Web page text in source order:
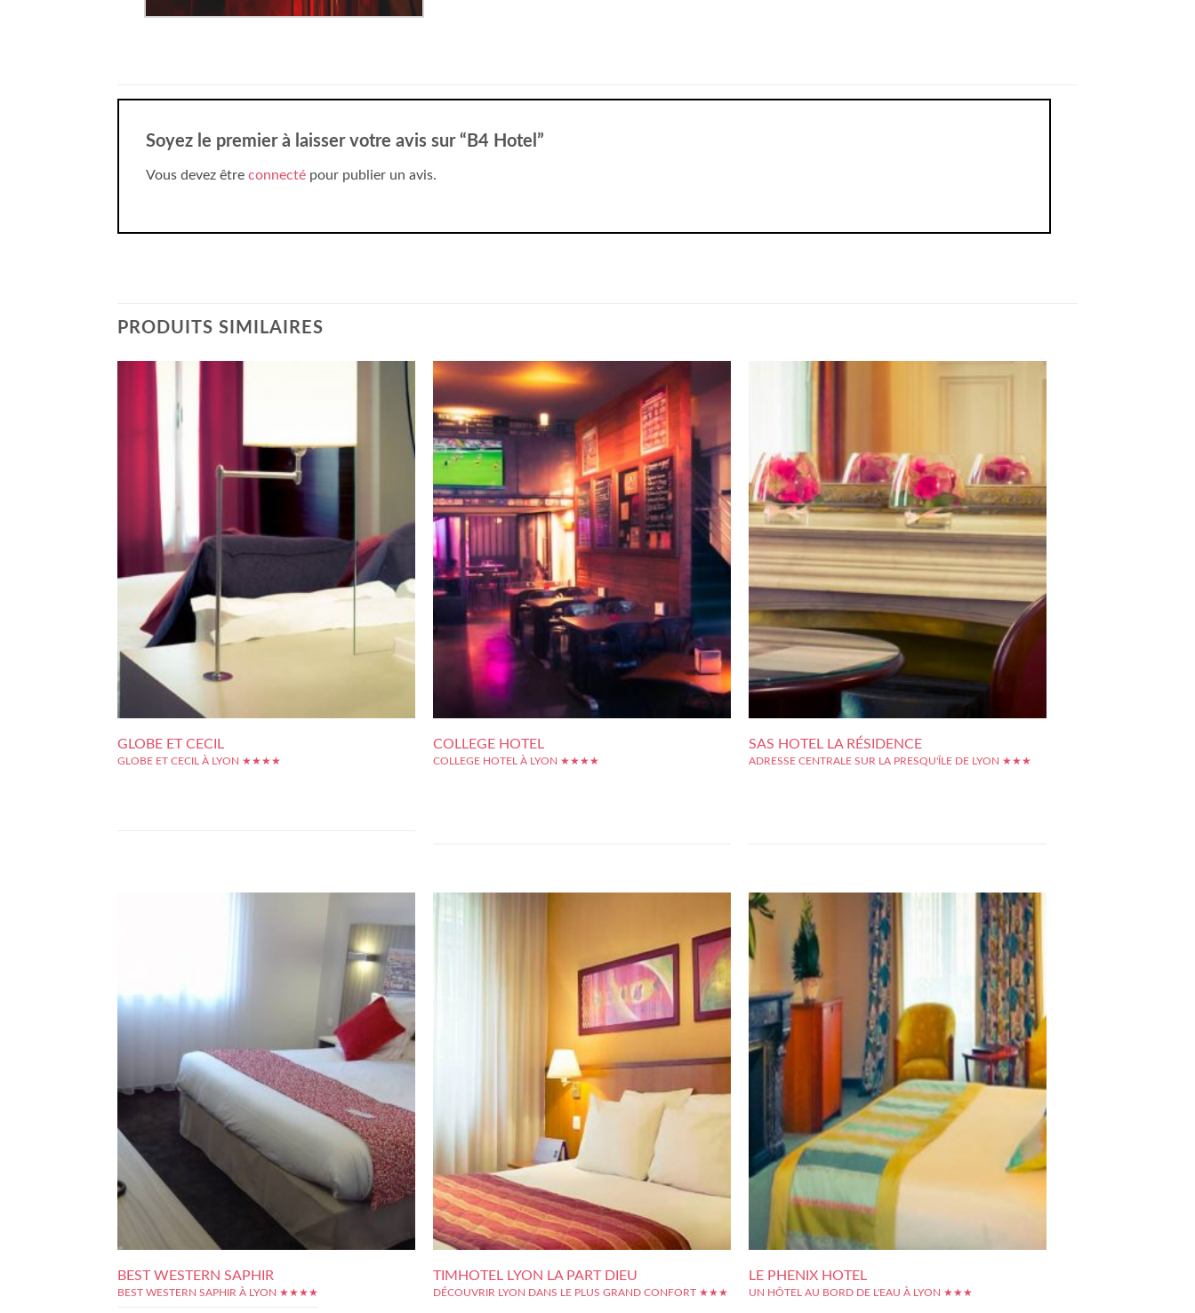
Soyez le premier à laisser votre avis sur “B4 Hotel”
Vous devez être connecté pour publier un avis.
PRODUITS SIMILAIRES
GLOBE ET CECIL
GLOBE ET CECIL À LYON ★★★★
COLLEGE HOTEL
COLLEGE HOTEL À LYON ★★★★
SAS HOTEL LA RÉSIDENCE
ADRESSE CENTRALE SUR LA PRESQU'ÎLE DE LYON ★★★
BEST WESTERN SAPHIR
BEST WESTERN SAPHIR À LYON ★★★★
TIMHOTEL LYON LA PART DIEU
DÉCOUVRIR LYON DANS LE PLUS GRAND CONFORT ★★★
LE PHENIX HOTEL
UN HÔTEL AU BORD DE L'EAU À LYON ★★★